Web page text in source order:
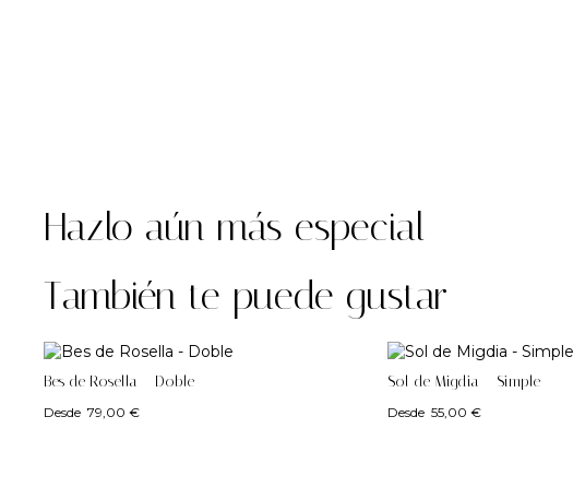
Hazlo aún más especial
También te puede gustar
Bes de Rosella – Doble
Desde 79,00 €
Sol de Migdia – Simple
Desde 55,00 €